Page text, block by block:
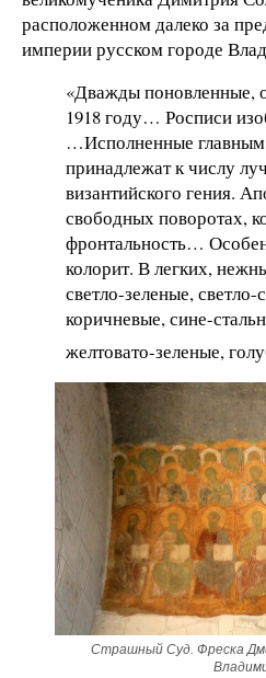
расположенном далеко за
империи русском городе
«Дважды поновленные,
1918 году… Росписи
…Исполненные
принадлежат к числу
византийского гения.
свободных поворотах,
фронтальность…
колорит. В легких,
светло-зеленые,
коричневые, сине-
желтовато-зеленые,
Страшный Суд. Фреска